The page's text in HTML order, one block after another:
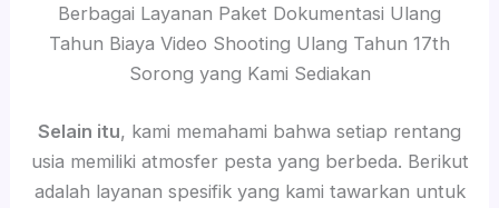
Berbagai Layanan Paket Dokumentasi Ulang
Tahun Biaya Video Shooting Ulang Tahun 17th
Sorong yang Kami Sediakan
Selain itu, kami memahami bahwa setiap rentang
usia memiliki atmosfer pesta yang berbeda. Berikut
adalah layanan spesifik yang kami tawarkan untuk